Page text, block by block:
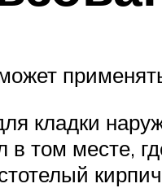
кладки
том месте,